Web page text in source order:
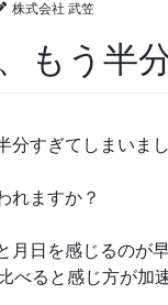
株式会社 武笠
もう半
分すぎてしまいまし
れますか？
月日を感じるのが
べると感じ方が加